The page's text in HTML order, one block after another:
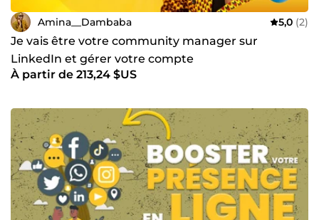
Amina__Dambaba 5,0 (2)
Je vais être votre community manager sur
LinkedIn et gérer votre compte
À partir de 213,24 $US